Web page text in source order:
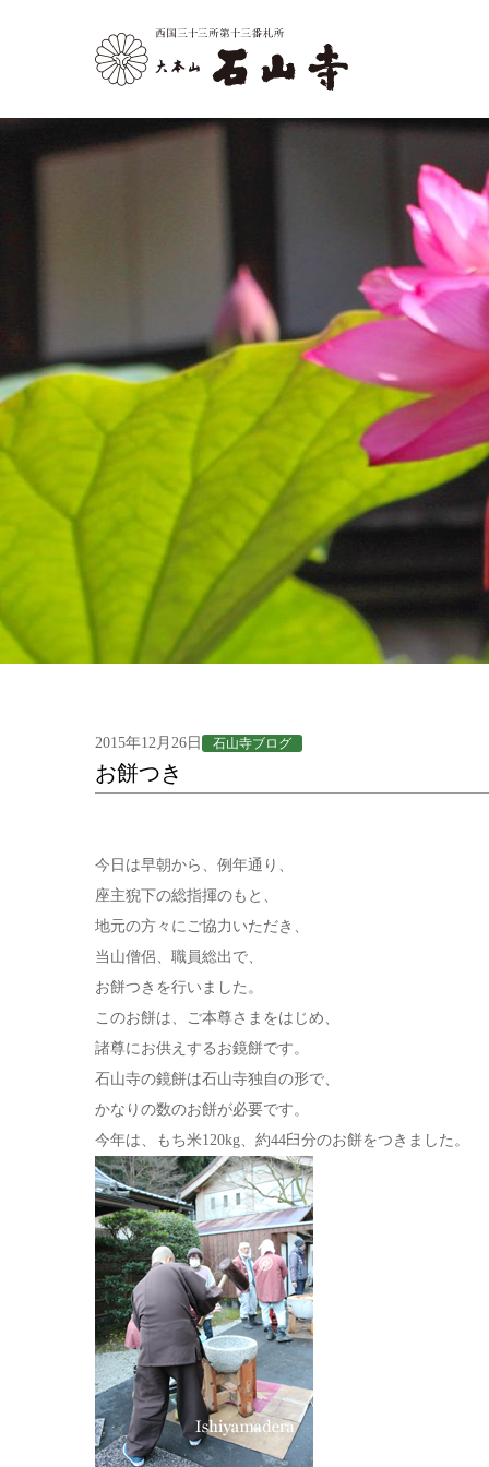
2015年12月26日 石山寺ブログ
お餅つき
今日は早朝から、例年通り、
座主猊下の総指揮のもと、
地元の方々にご協力いただき、
当山僧侶、職員総出で、
お餅つきを行いました。
このお餅は、ご本尊さまをはじめ、
諸尊にお供えするお鏡餅です。
石山寺の鏡餅は石山寺独自の形で、
かなりの数のお餅が必要です。
今年は、もち米120kg、約44臼分のお餅をつきました。